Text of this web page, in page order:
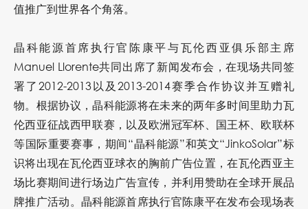
值推广到世界各个角落。
晶科能源首席执行官陈康平与瓦伦西亚俱乐部主席
Manuel Llorente共同出席了新闻发布会，在现场共同签
署了2012-2013以及2013-2014赛季合作协议并互赠礼
物。根据协议，晶科能源将在未来的两年多时间里助力瓦
伦西亚征战西甲联赛，以及欧洲冠军杯、国王杯、欧联杯
等国际重要赛事，期间“晶科能源”和英文“JinkoSolar”标
识将出现在瓦伦西亚球衣的胸前广告位置，在瓦伦西亚主
场比赛期间进行场边广告宣传，并利用赞助在全球开展品
牌推广活动。晶科能源首席执行官陈康平在发布会现场表